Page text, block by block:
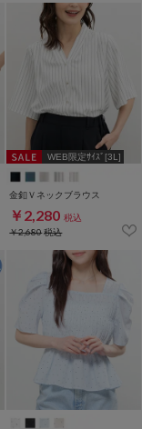
WEB限定ｻｲｽﾞ[3L]
金釦Ｖネックブラウス
￥2,280 税込
￥2,680税込